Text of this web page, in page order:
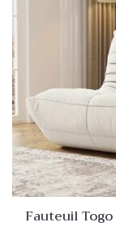
Fauteuil